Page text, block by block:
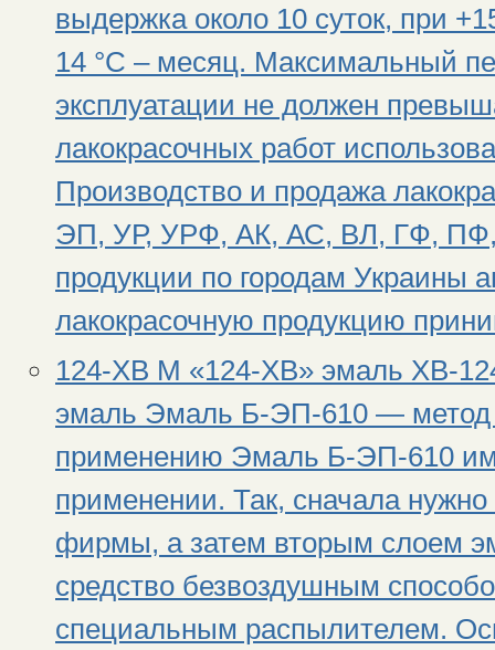
выдержка около 10 суток, при
14 °С – месяц. Максимальный
эксплуатации не должен
лакокрасочных работ
Производство и продажа
ЭП, УР, УРФ, АК, АС, ВЛ, ГФ,
продукции по городам Украины
лакокрасочную продукцию
124-ХВ М «124-ХВ» эмаль ХВ-
эмаль Эмаль Б-ЭП-610 — метод
применению Эмаль Б-ЭП-610
применении. Так, сначала
фирмы, а затем вторым слоем
средство безвоздушным
специальным распылителем.